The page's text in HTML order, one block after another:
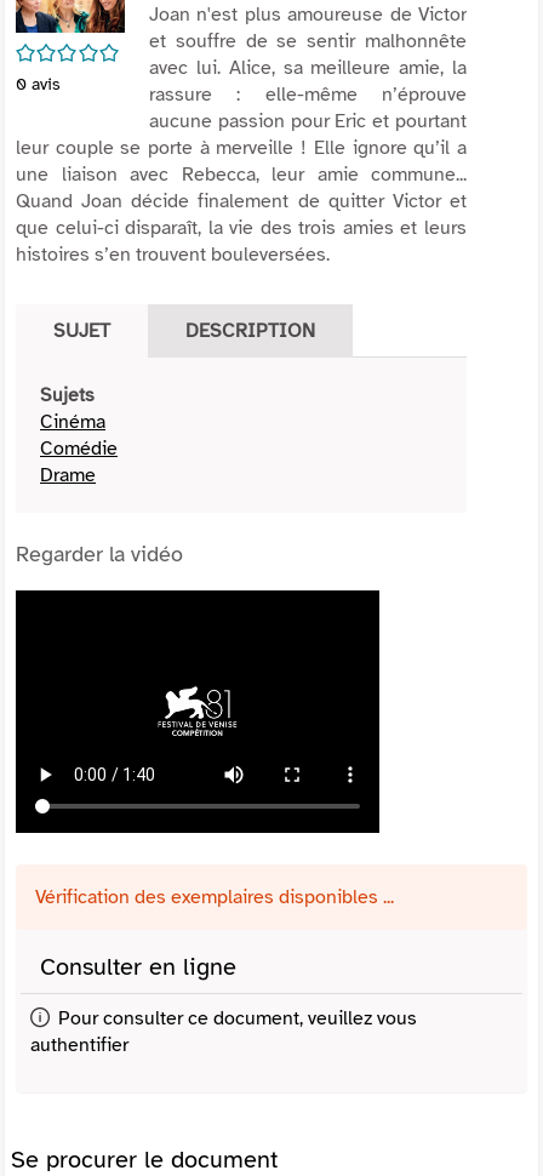
/5
0 avis
Joan n'est plus amoureuse de Victor
et souffre de se sentir malhonnête
avec lui. Alice, sa meilleure amie, la
rassure : elle-même n’éprouve
aucune passion pour Eric et pourtant
leur couple se porte à merveille ! Elle ignore qu’il a
une liaison avec Rebecca, leur amie commune...
Quand Joan décide finalement de quitter Victor et
que celui-ci disparaît, la vie des trois amies et leurs
histoires s’en trouvent bouleversées.
SUJET DESCRIPTION
Sujets
Cinéma
Comédie
Drame
Regarder la vidéo
Vérification des exemplaires disponibles ...
Consulter en ligne
Pour consulter ce document, veuillez vous
authentifier
Se procurer le document